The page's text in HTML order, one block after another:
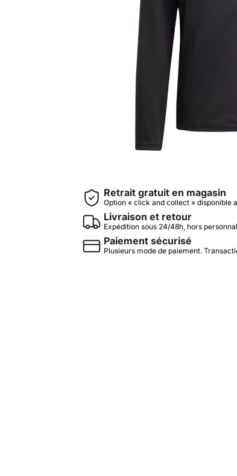
Retrait gratuit en magasin
Option « click and collect » disponible
Livraison et retour
Expédition sous 24/48h, hors
Paiement sécurisé
Plusieurs mode de paiement.